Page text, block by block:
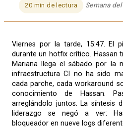
20 min de lectura Semana
Viernes por la tarde, 15:47. El pipeline de despliegue falla
durante un hotfix crítico. Hassan
Mariana llega el sábado por la
infraestructura CI no ha sido
cada parche, cada workaround
conocimiento de Hassan.
arreglándolo juntos. La síntesis
liderazgo se negó a ver:
bloqueador en nueve logs